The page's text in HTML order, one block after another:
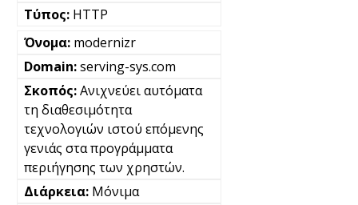
HTTP
modernizr
serving-sys.com
Ανιχνεύει αυτόματα
τη διαθεσιμότητα
τεχνολογιών ιστού επόμενης
γενιάς στα προγράμματα
περιήγησης των χρηστών.
Μόνιμα